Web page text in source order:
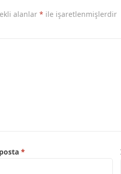
alanlar * ile işaretlenmişlerdir
*